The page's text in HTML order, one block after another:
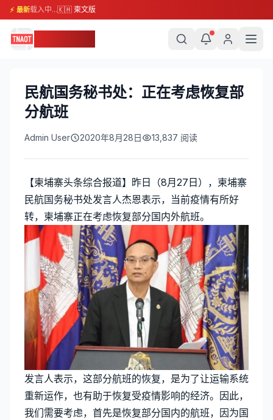
⚡ 最新载入中...🇰🇭 柬文版
民航国务秘书处：正在考虑恢复部
分航班
Admin User 2020年8月28日 13,837 阅读
【柬埔寨头条综合报道】昨日（8月27日），柬埔寨
民航国务秘书处发言人杰恩表示，当前疫情有所好
转，柬埔寨正在考虑恢复部分国内外航班。
发言人表示，这部分航班的恢复，是为了让运输系统
重新运作，也有助于恢复受疫情影响的经济。因此，
我们需要考虑，首先是恢复部分国内的航班，因为国